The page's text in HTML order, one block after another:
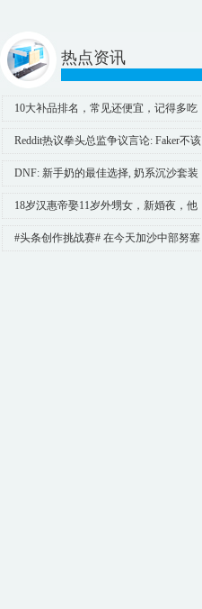
热点资讯
10大补品排名，常见还便宜，记得多吃
点！ 第10：海参 提到海参，许
Reddit热议拳头总监争议言论: Faker不该
成为敛财的噱头!
DNF: 新手奶的最佳选择, 奶系沉沙套装
改版分析
18岁汉惠帝娶11岁外甥女，新婚夜，他
悄悄说：无人时，你叫我舅舅
#头条创作挑战赛# 在今天加沙中部努塞